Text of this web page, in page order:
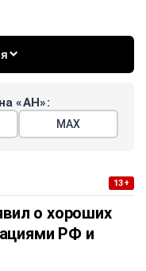
«АН»:
МАХ
13+
о хороших
РФ и